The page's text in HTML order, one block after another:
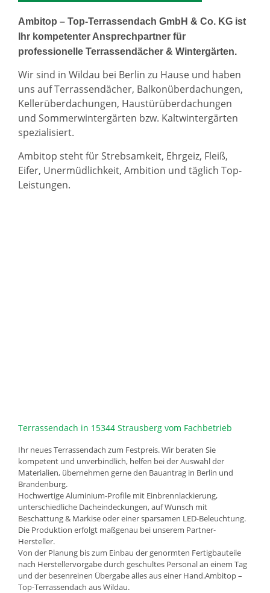
Ambitop – Top-Terrassendach GmbH & Co. KG ist
Ihr kompetenter Ansprechpartner für
professionelle Terrassendächer & Wintergärten.
Wir sind in Wildau bei Berlin zu Hause und haben
uns auf Terrassendächer, Balkonüberdachungen,
Kellerüberdachungen, Haustürüberdachungen
und Sommerwintergärten bzw. Kaltwintergärten
spezialisiert.
Ambitop steht für Strebsamkeit, Ehrgeiz, Fleiß,
Eifer, Unermüdlichkeit, Ambition und täglich Top-
Leistungen.
Terrassendach in 15344 Strausberg vom Fachbetrieb
Ihr neues Terrassendach zum Festpreis. Wir beraten Sie
kompetent und unverbindlich, helfen bei der Auswahl der
Materialien, übernehmen gerne den Bauantrag in Berlin und
Brandenburg.
Hochwertige Aluminium-Profile mit Einbrennlackierung,
unterschiedliche Dacheindeckungen, auf Wunsch mit
Beschattung & Markise oder einer sparsamen LED-Beleuchtung.
Die Produktion erfolgt maßgenau bei unserem Partner-
Hersteller.
Von der Planung bis zum Einbau der genormten Fertigbauteile
nach Herstellervorgabe durch geschultes Personal an einem Tag
und der besenreinen Übergabe alles aus einer Hand.Ambitop –
Top-Terrassendach aus Wildau.